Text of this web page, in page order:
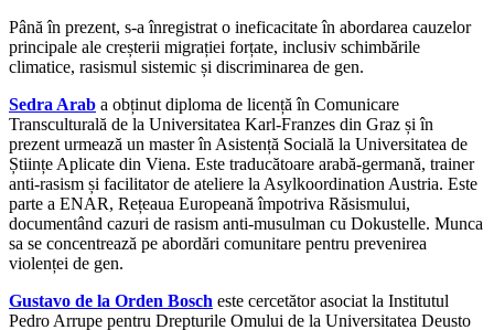
Până în prezent, s-a înregistrat o ineficacitate în abordarea cauzelor
principale ale creșterii migrației forțate, inclusiv schimbările
climatice, rasismul sistemic și discriminarea de gen.
Sedra Arab a obținut diploma de licență în Comunicare
Transculturală de la Universitatea Karl-Franzes din Graz și în
prezent urmează un master în Asistență Socială la Universitatea de
Științe Aplicate din Viena. Este traducătoare arabă-germană, trainer
anti-rasism și facilitator de ateliere la Asylkoordination Austria. Este
parte a ENAR, Rețeaua Europeană împotriva Răsismului,
documentând cazuri de rasism anti-musulman cu Dokustelle. Munca
sa se concentrează pe abordări comunitare pentru prevenirea
violenței de gen.
Gustavo de la Orden Bosch este cercetător asociat la Institutul
Pedro Arrupe pentru Drepturile Omului de la Universitatea Deusto